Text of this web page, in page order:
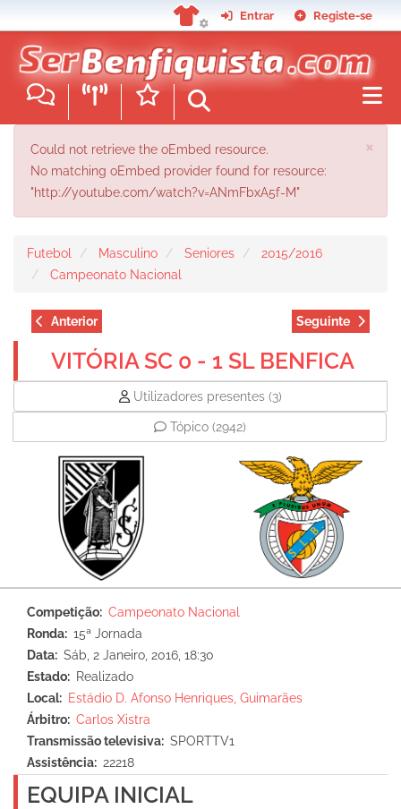
para
conteúdo
principal
Entrar Registe-se
×
MENSAGEM DE ERRO
Could not retrieve the oEmbed resource.
No matching oEmbed provider found for resource:
"http://youtube.com/watch?v=ANmFbxA5f-M"
Futebol Masculino Seniores
2015/2016
Campeonato Nacional
Anterior Seguinte
VITÓRIA SC 0 - 1 SL BENFICA
Utilizadores presentes (3)
Tópico(2942)
Competição
Campeonato Nacional
Ronda
15ª Jornada
Data
Sáb, 2 Janeiro, 2016, 18:30
Estado
Realizado
Local
Estádio D. Afonso Henriques, Guimarães
Árbitro
Carlos Xistra
Transmissão televisiva
SPORTTV1
Assistência
22218
EQUIPA INICIAL